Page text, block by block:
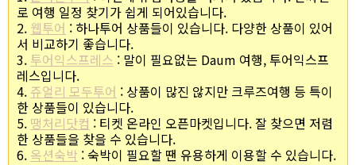
로 여행 일정 찾기가 쉽게 되어있습니다.
2. 웹투어 : 하나투어 상품들이 있습니다. 다양한 상품이 있어
서 비교하기 좋습니다.
3. 투어익스프레스 : 말이 필요없는 Daum 여행, 투어익스프
레스입니다.
4.쥬얼리 모두투어 : 상품이 많진 않지만 크루즈여행 등 특이
한 상품들이 있습니다.
5. 땡처리닷컴 : 티켓 온라인 오픈마켓입니다. 잘 찾으면 저렴
한 상품들을 찾을 수 있습니다.
6. 옥션숙박 : 숙박이 필요할 땐 유용하게 이용할 수 있습니다.